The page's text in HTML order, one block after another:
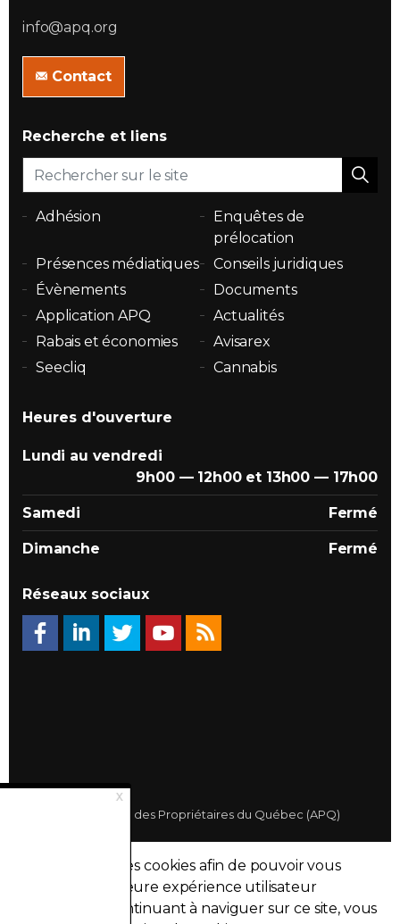
info@apq.org
Contact
Recherche et liens
Adhésion
Enquêtes de
prélocation
Présences médiatiques
Conseils juridiques
Évènements
Documents
Application APQ
Actualités
Rabais et économies
Avisarex
Seecliq
Cannabis
Heures d'ouverture
Lundi au vendredi
9h00 — 12h00 et 13h00 — 17h00
Samedi Fermé
Dimanche Fermé
Réseaux sociaux
© 2026 Association des Propriétaires du Québec (APQ)
Ce site utilise des cookies afin de pouvoir vous
fournir la meilleure expérience utilisateur
possible. En continuant à naviguer sur ce site, vous